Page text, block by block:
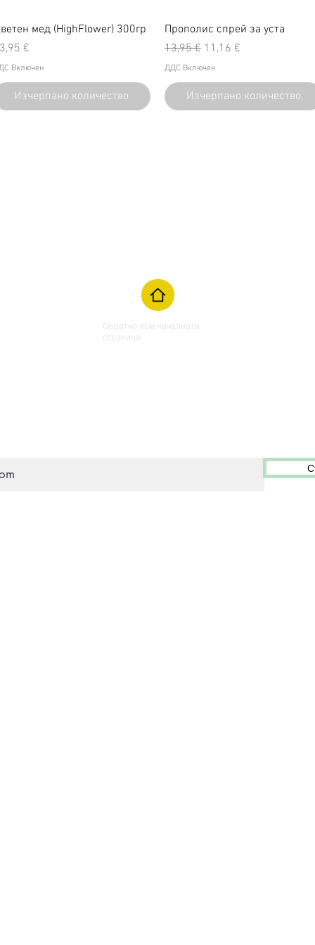
мед (HighFlower) 300гр
€
Включен
Изчерпано количество
Прополис спрей за уста
Редовна цена
13,95 € Продажна цена
11,16 €
ДДС Включен
Изчерпано количество
Обратно към началната
страница